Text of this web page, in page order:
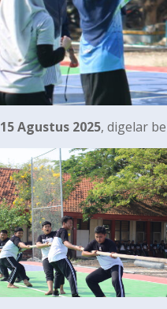
15 Agustus 2025, digelar